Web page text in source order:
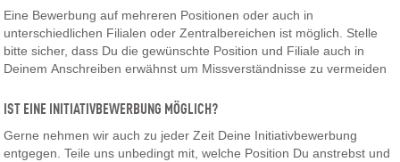
Eine Bewerbung auf mehreren Positionen oder auch in
unterschiedlichen Filialen oder Zentralbereichen ist möglich. Stelle
bitte sicher, dass Du die gewünschte Position und Filiale auch in
Deinem Anschreiben erwähnst um Missverständnisse zu vermeiden
IST EINE INITIATIVBEWERBUNG MÖGLICH?
Gerne nehmen wir auch zu jeder Zeit Deine Initiativbewerbung
entgegen. Teile uns unbedingt mit, welche Position Du anstrebst und